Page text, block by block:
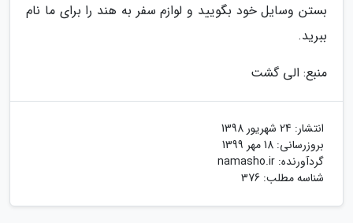
بستن وسایل خود بگویید و لوازم سفر به هند را برای ما نام
ببرید.
منبع: الی گشت
انتشار: 24 شهریور 1398
بروزرسانی: 18 مهر 1399
گردآورنده: namasho.ir
شناسه مطلب: 376